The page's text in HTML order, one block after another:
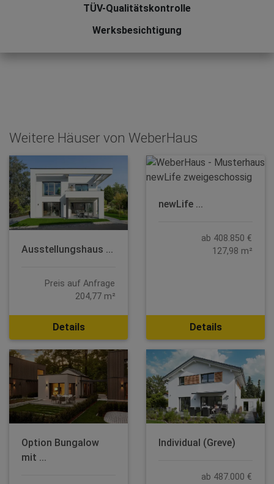
TÜV-Qualitätskontrolle
Werksbesichtigung
Weitere Häuser von WeberHaus
Ausstellungshaus ...
Preis auf Anfrage
204,77 m²
Details
newLife ...
ab 408.850 €
127,98 m²
Details
Option Bungalow
mit ...
Individual (Greve)
ab 487.000 €